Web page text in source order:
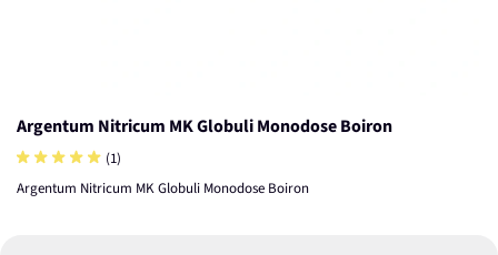
Argentum Nitricum MK Globuli Monodose Boiron
(1)
Argentum Nitricum MK Globuli Monodose Boiron